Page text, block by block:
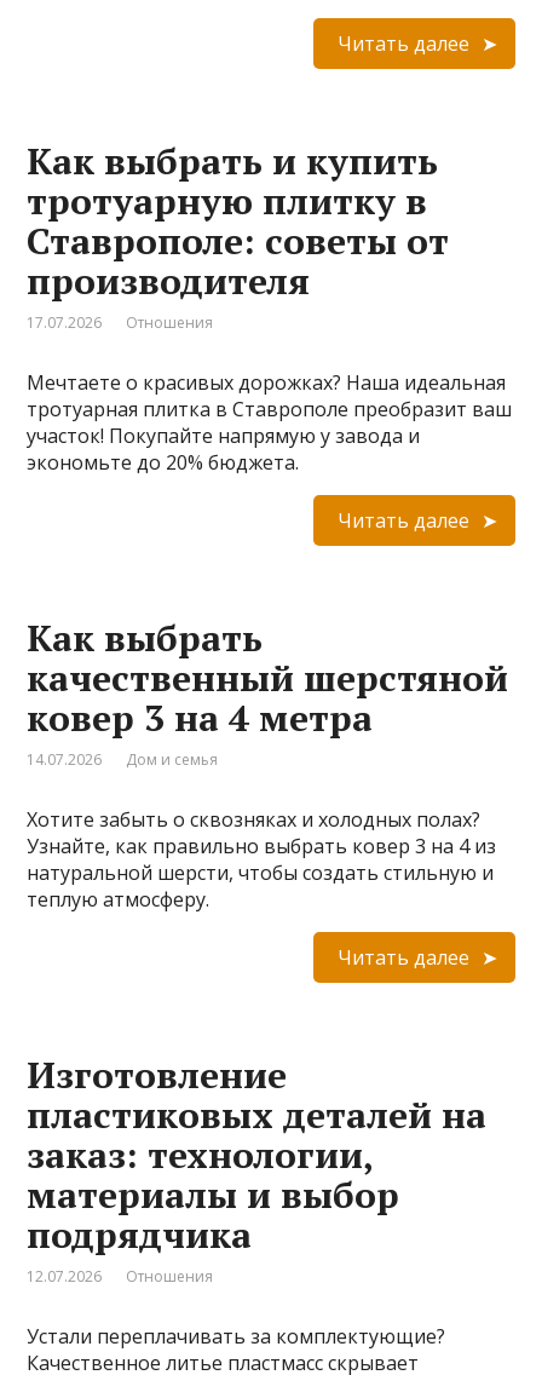
Читать далее
Как выбрать и купить
тротуарную плитку в
Ставрополе: советы от
производителя
17.07.2026 Отношения
Мечтаете о красивых дорожках? Наша идеальная
тротуарная плитка в Ставрополе преобразит ваш
участок! Покупайте напрямую у завода и
экономьте до 20% бюджета.
Читать далее
Как выбрать
качественный шерстяной
ковер 3 на 4 метра
14.07.2026 Дом и семья
Хотите забыть о сквозняках и холодных полах?
Узнайте, как правильно выбрать ковер 3 на 4 из
натуральной шерсти, чтобы создать стильную и
теплую атмосферу.
Читать далее
Изготовление
пластиковых деталей на
заказ: технологии,
материалы и выбор
подрядчика
12.07.2026 Отношения
Устали переплачивать за комплектующие?
Качественное литье пластмасс скрывает